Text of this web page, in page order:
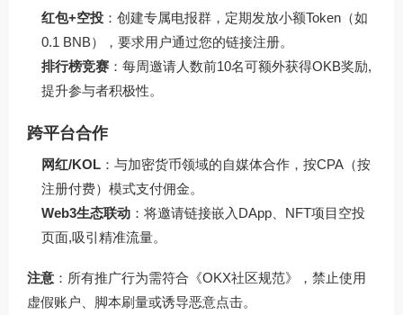
红包+空投 ：创建专属电报群，定期发放小额Token（如
0.1 BNB），要求用户通过您的链接注册。
排行榜竞赛 ：每周邀请人数前10名可额外获得OKB奖励,
提升参与者积极性。
跨平台合作
网红/KOL ：与加密货币领域的自媒体合作，按CPA（按
注册付费）模式支付佣金。
Web3生态联动 ：将邀请链接嵌入DApp、NFT项目空投
页面,吸引精准流量。
注意 ：所有推广行为需符合《OKX社区规范》，禁止使用
虚假账户、脚本刷量或诱导恶意点击。